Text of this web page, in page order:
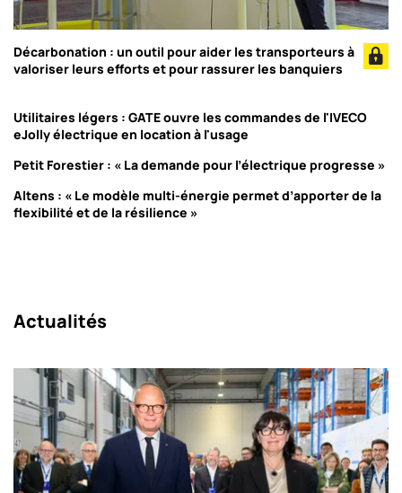
Décarbonation : un outil pour aider les transporteurs à
valoriser leurs efforts et pour rassurer les banquiers
Utilitaires légers : GATE ouvre les commandes de l'IVECO
eJolly électrique en location à l'usage
Petit Forestier : « La demande pour l’électrique progresse »
Altens : « Le modèle multi-énergie permet d’apporter de la
flexibilité et de la résilience »
Actualités